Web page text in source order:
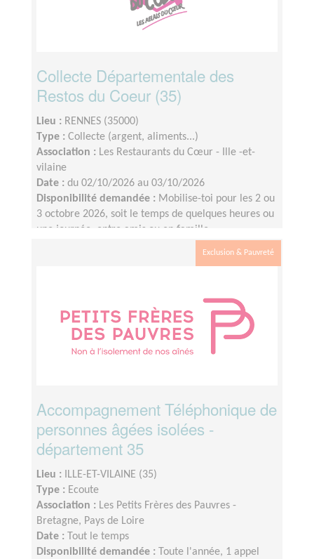
Collecte Départementale des
Restos du Coeur (35)
Lieu : RENNES (35000)
Type : Collecte (argent, aliments...)
Association : Les Restaurants du Cœur - Ille -et-
vilaine
Date : du 02/10/2026 au 03/10/2026
Disponibilité demandée : Mobilise-toi pour les 2 ou
3 octobre 2026, soit le temps de quelques heures ou
une journée, entre amis ou en famille.
Exclusion & Pauvreté
Accompagnement Téléphonique de
personnes âgées isolées -
département 35
Lieu :
ILLE-ET-VILAINE (35)
Type : Ecoute
Association : Les Petits Frères des Pauvres -
Bretagne, Pays de Loire
Date :
Tout le temps
Disponibilité demandée :
Toute l'année, 1 appel